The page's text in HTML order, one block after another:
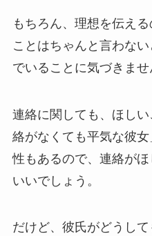
もちろん、理想を伝え
ことはちゃんと言わな
でいることに気づきませ
連絡に関しても、ほし
絡がなくても平気な彼
性もあるので、連絡が
いいでしょう。
だけど、彼氏がどうし